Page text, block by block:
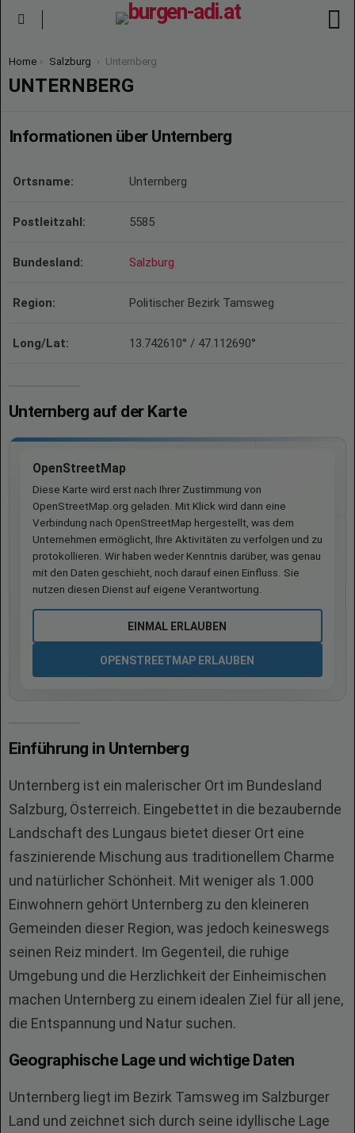
You are here:
Home Salzburg Unternberg
UNTERNBERG
Informationen über Unternberg
Ortsname: Unternberg
Postleitzahl: 5585
Bundesland: Salzburg
Region: Politischer Bezirk Tamsweg
Long/Lat: 13.742610° / 47.112690°
Unternberg auf der Karte
OpenStreetMap
Diese Karte wird erst nach Ihrer Zustimmung von
OpenStreetMap.org geladen. Mit Klick wird dann eine
Verbindung nach OpenStreetMap hergestellt, was dem
Unternehmen ermöglicht, Ihre Aktivitäten zu verfolgen und zu
protokollieren. Wir haben weder Kenntnis darüber, was genau
mit den Daten geschieht, noch darauf einen Einfluss. Sie
nutzen diesen Dienst auf eigene Verantwortung.
EINMAL ERLAUBEN
OPENSTREETMAP ERLAUBEN
Einführung in Unternberg
Unternberg ist ein malerischer Ort im Bundesland
Salzburg, Österreich. Eingebettet in die bezaubernde
Landschaft des Lungaus bietet dieser Ort eine
faszinierende Mischung aus traditionellem Charme
und natürlicher Schönheit. Mit weniger als 1.000
Einwohnern gehört Unternberg zu den kleineren
Gemeinden dieser Region, was jedoch keineswegs
seinen Reiz mindert. Im Gegenteil, die ruhige
Umgebung und die Herzlichkeit der Einheimischen
machen Unternberg zu einem idealen Ziel für all jene,
die Entspannung und Natur suchen.
Geographische Lage und wichtige Daten
Unternberg liegt im Bezirk Tamsweg im Salzburger
Land und zeichnet sich durch seine idyllische Lage